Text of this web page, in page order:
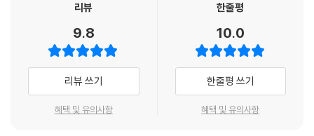
트코에서도 파는 캠핑용 트렁크를 밀고 왔는데 그 안에 무려 소형견 여덟
마리가 타고 있었다. 그들은 자기들이 생각해도 찔리는지 내 눈을 똑바로
보지 못하면서도 “얘들 전부 합쳐도 40킬로그램 안 넘어요!”라고 당당하
게 말했다. -111~112쪽(〈펫 프렌들리〉)
얼마 안 가서 관세청에서 다시 메일이 왔다. ‘동물 유해로 추정됨. 소명자료
제출 바람.’ 정말 비행기표를 끊어야 할 판이었다. 국제 도피 행각을 벌이기
머와 따스함으로 그려낸다. 손에서 놓기 힘들 정도로 몰입감 있게 이야기
를 풀어가는 작가의 필력 또한 독보적이다. SNS에 연재된 그녀의 글은 스
레드에서 큰 화제를 모았고, 많은 공감을 얻으며 대만에서 한 권의 책으로
출간되었다. 대만 독자들에게 먼저 사랑 받은 이 이야기는 이제 한국 독자
들을 찾아온다.
“내가 사는 이 도시를 이토록 유쾌하고도 찡하게 읽을 수 있는 책이라
리뷰
9.8
리뷰 쓰기
혜택 및 유의사항
한줄평
10.0
한줄평 쓰기
혜택 및 유의사항